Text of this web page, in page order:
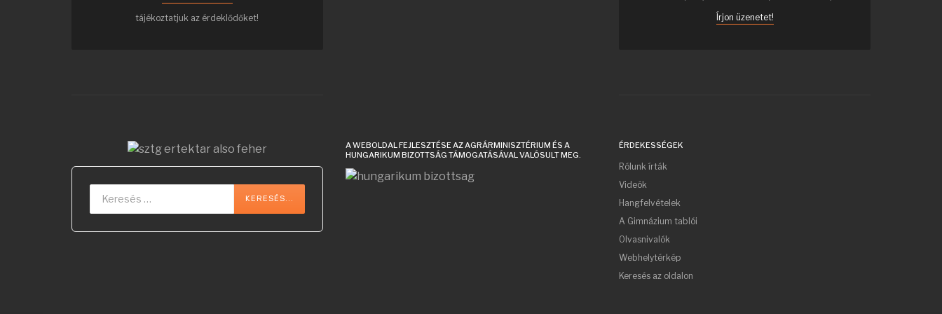
tájékoztatjuk az érdeklődőket!
Írjon üzenetet!
Keresés...
KERESÉS...
A WEBOLDAL FEJLESZTÉSE AZ AGRÁRMINISZTÉRIUM ÉS A
HUNGARIKUM BIZOTTSÁG TÁMOGATÁSÁVAL VALÓSULT MEG.
ÉRDEKESSÉGEK
Rólunk írták
Videók
Hangfelvételek
A Gimnázium tablói
Olvasnivalók
Webhelytérkép
Keresés az oldalon